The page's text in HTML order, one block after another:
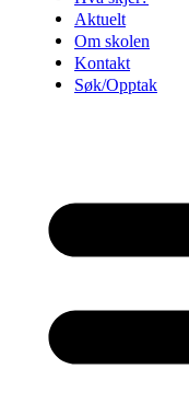
Aktuelt
Om skolen
Kontakt
Søk/Opptak